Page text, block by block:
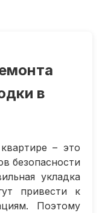
в
– это
безопасности
укладка
привести к
Поэтому